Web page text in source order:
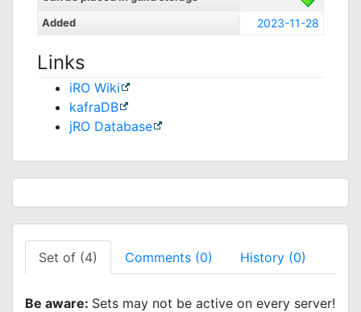
Added
2023-11-28
Links
iRO Wiki
kafraDB
jRO Database
Set of (4) Comments (0) History (0)
Be aware: Sets may not be active on every server!